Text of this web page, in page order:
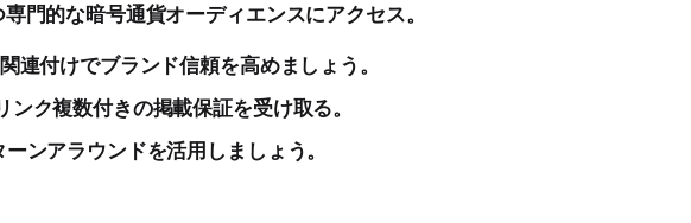
門的な暗号通貨オーディエンスにアクセス。
連付けでブランド信頼を高めましょう。
ク複数付きの掲載保証を受け取る。
ンアラウンドを活用しましょう。